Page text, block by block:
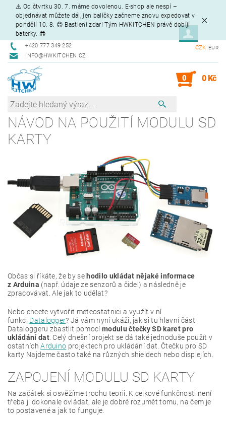
⚠️ Od čtvrtku 30. 7. máme dovolenou. E-shop ale nespí –
objednávat můžete dál, jen balíčky začneme znovu expedovat v
pondělí 10. 8. 😊 Bastlení zdar! Tým HWKITCHEN právě dobíjí
baterky. 😎
+420 777 349 252
INFO@HWKITCHEN.CZ
CZK EUR
0 0 Kč
NÁVOD NA POUŽITÍ MODULU SD
KARTY
Občas si říkáte, že by se hodilo ukládat nějaké informace
z Arduina (např. údaje ze senzorů a čidel) a následně je
zpracovávat. Ale jak to udělat?
Nebo chcete vytvořit meteostatnici a využít v ní
funkci Datalogger? Já vám nyní ukáži, jak si tu hlavní část
Dataloggeru zbastlit pomocí modulu čtečky SD karet pro
ukládání dat. Celý dnešní projekt se dá také jednoduše použít v
ostatníchArduino projektech pro ukládání dat. Čtečku pro SD
karty Najdeme často také na různých shieldech nebo displejích.
ZAPOJENÍ MODULU SD KARTY
Na začátek si osvěžíme trochu teorii. K celkové funkčnosti není
třeba ji dokonale ovládat, ale je dobré rozumět tomu, na čem je
to postavené a jak to funguje.